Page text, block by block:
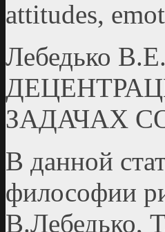
attitudes,
Лебедько
ЗАДАЧАХ
В данной
философии
В.Лебедько,